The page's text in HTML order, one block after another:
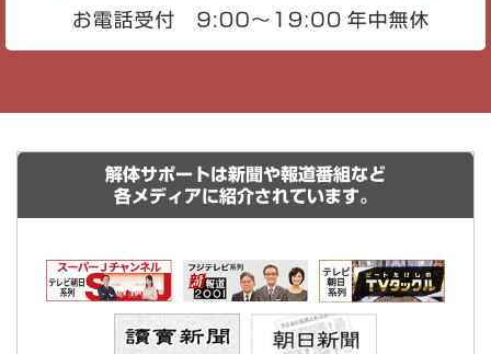
解体サポートは新聞や報道番組など
各メディアに紹介されています。